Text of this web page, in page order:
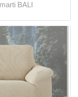
BALI